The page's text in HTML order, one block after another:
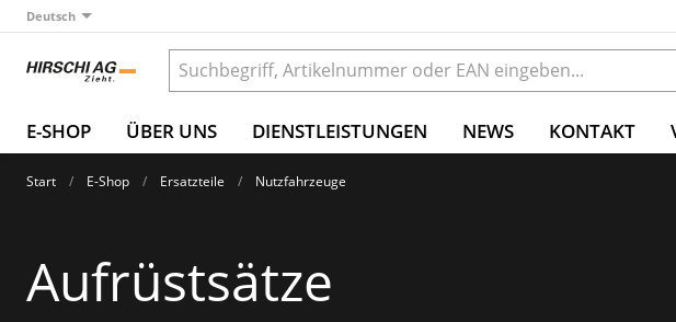
Deutsch
E-SHOP ÜBER UNS DIENSTLEISTUNGEN NEWS KONTAKT
Start E-Shop Ersatzteile Nutzfahrzeuge
Aufrüstsätze